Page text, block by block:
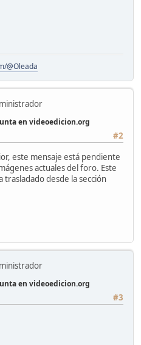
@Oleada
en videoedicion.org
#2
este mensaje está pendiente
actuales del foro. Este
desde la sección
en videoedicion.org
#3